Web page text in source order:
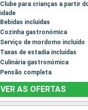
Clube para crianças a partir
idade
Bebidas incluídas
Cozinha gastronómica
Serviço de mordomo incluído
Taxas de estadia incluídas
Culinária gastronómica
Pensão completa
VER AS OFERTAS